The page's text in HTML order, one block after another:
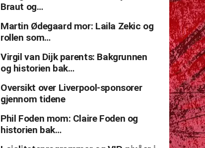
Braut og…
Martin Ødegaard mor: Laila Zekic og
rollen som…
Virgil van Dijk parents: Bakgrunnen
og historien bak…
Oversikt over Liverpool-sponsorer
gjennom tidene
Phil Foden mom: Claire Foden og
historien bak…